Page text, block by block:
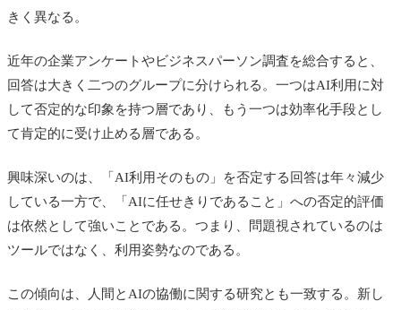
きく異なる。
近年の企業アンケートやビジネスパーソン調査を総合すると、
回答は大きく二つのグループに分けられる。一つはAI利用に対
して否定的な印象を持つ層であり、もう一つは効率化手段とし
て肯定的に受け止める層である。
興味深いのは、「AI利用そのもの」を否定する回答は年々減少
している一方で、「AIに任せきりであること」への否定的評価
は依然として強いことである。つまり、問題視されているのは
ツールではなく、利用姿勢なのである。
この傾向は、人間とAIの協働に関する研究とも一致する。新し